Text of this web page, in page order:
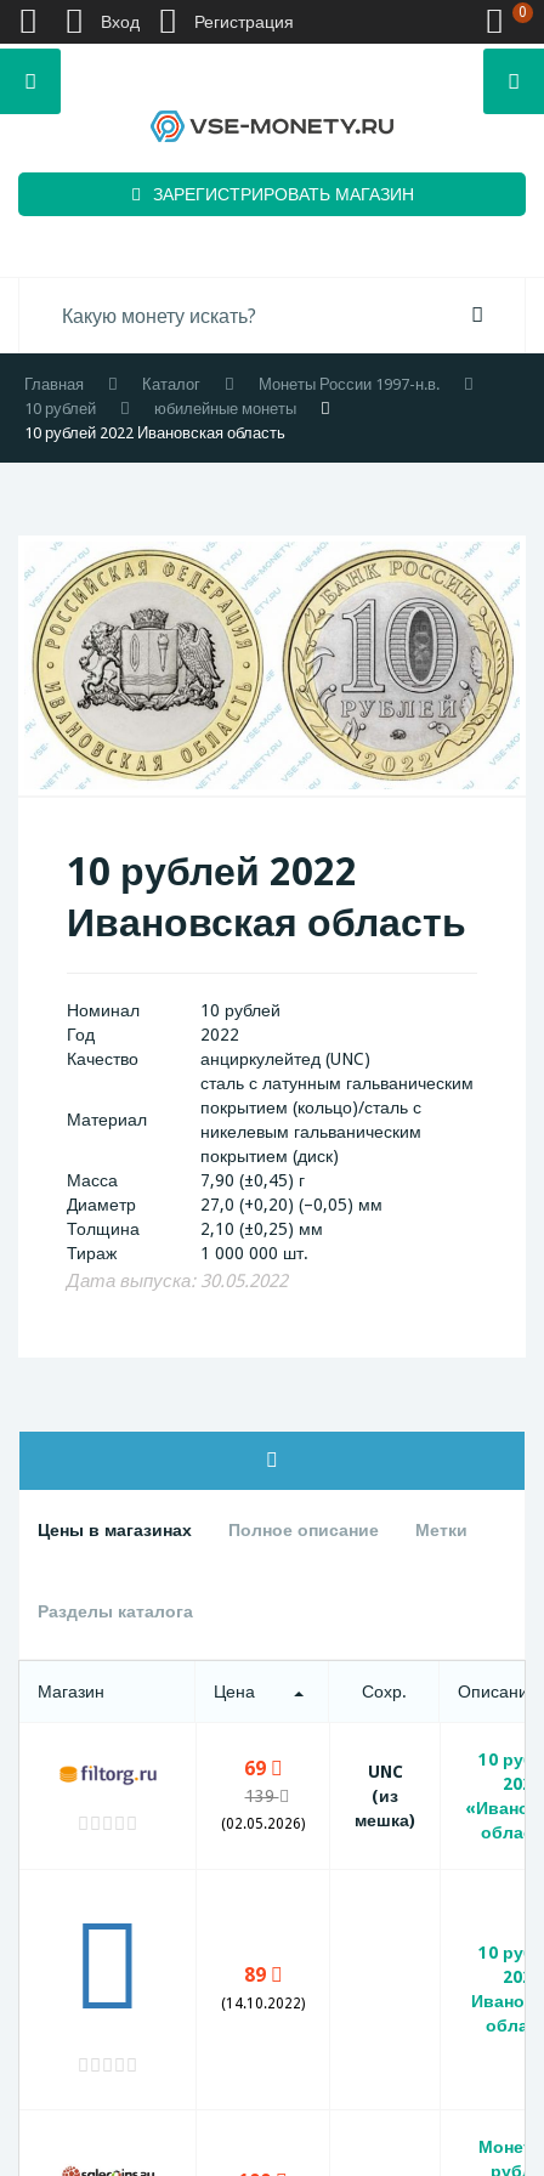
ЗАРЕГИСТРИРОВАТЬ МАГАЗИН
Главная Каталог
Монеты России 1997-н.в.
10 рублей
юбилейные монеты
10 рублей 2022 Ивановская область
10 рублей 2022
Ивановская область
Номинал
10 рублей
Год
2022
Качество
анциркулейтед (UNC)
Материал
сталь с латунным гальваническим
покрытием (кольцо)/сталь с
никелевым гальваническим
покрытием (диск)
Масса
7,90 (±0,45) г
Диаметр
27,0 (+0,20) (–0,05) мм
Толщина
2,10 (±0,25) мм
Тираж
1 000 000 шт.
Дата выпуска: 30.05.2022
Цены в магазинах Полное описание Метки
Разделы каталога
Магазин Цена Сохр. Описание
69
139
(02.05.2026)
UNC
(из
мешка)
10
2022
89
(14.10.2022)
10
2022
Монета
Вход Регистрация 0